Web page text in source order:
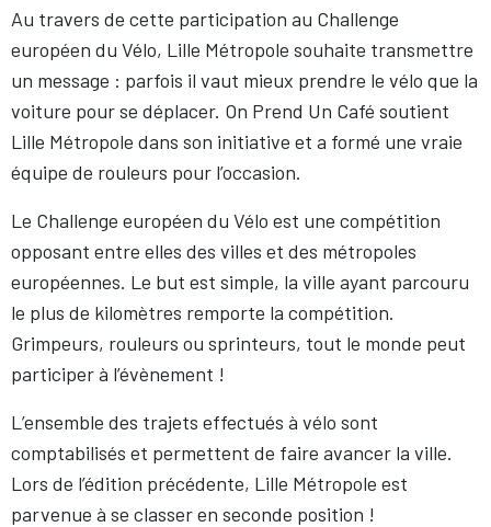
Au travers de cette participation au Challenge
européen du Vélo, Lille Métropole souhaite transmettre
un message : parfois il vaut mieux prendre le vélo que la
voiture pour se déplacer. On Prend Un Café soutient
Lille Métropole dans son initiative et a formé une vraie
équipe de rouleurs pour l’occasion.
Le Challenge européen du Vélo est une compétition
opposant entre elles des villes et des métropoles
européennes. Le but est simple, la ville ayant parcouru
le plus de kilomètres remporte la compétition.
Grimpeurs, rouleurs ou sprinteurs, tout le monde peut
participer à l’évènement !
L’ensemble des trajets effectués à vélo sont
comptabilisés et permettent de faire avancer la ville.
Lors de l’édition précédente, Lille Métropole est
parvenue à se classer en seconde position !